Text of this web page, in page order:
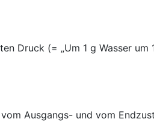
Druck (= „Um 1 g Wasser um
Ausgangs- und vom